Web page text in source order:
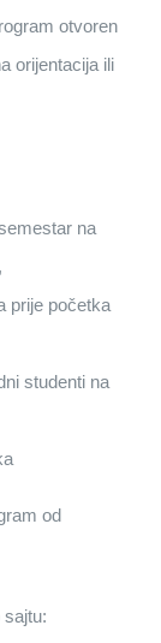
otvoren
orijentacija ili
na
prije početka
studenti na
od
sajtu: